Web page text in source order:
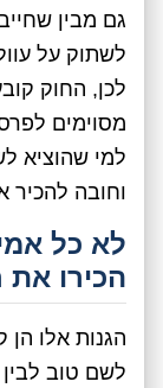
גם מבין
לשתוק על
לכן, החוק
מסוימים
למי שהוציא
וחובה להכיר
לא כל
הכירו
הגנות אלו הן
לשם טוב לבין